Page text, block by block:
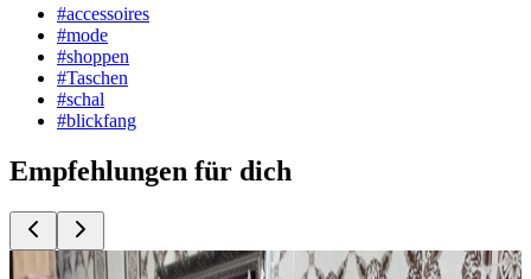
#accessoires
#mode
#shoppen
#Taschen
#schal
#blickfang
Empfehlungen für dich
Top
10